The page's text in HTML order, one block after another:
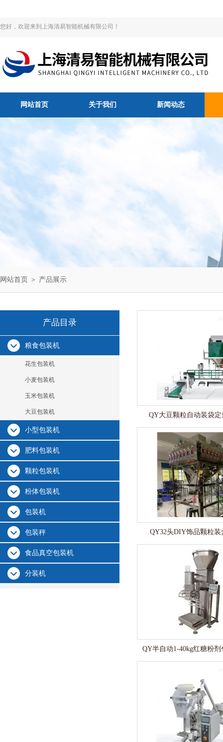
您好，欢迎来到上海清易智能机械有限公司！
网站首页 关于我们 新闻动态
网站首页 ＞ 产品展示
产品目录
粮食包装机
花生包装机
小麦包装机
玉米包装机
大豆包装机
小型包装机
肥料包装机
颗粒包装机
粉体包装机
包装机
包装秤
食品真空包装机
分装机
QY大豆颗粒自动装袋
QY32头DIY饰品颗粒装
QY半自动1-40kg红糖粉